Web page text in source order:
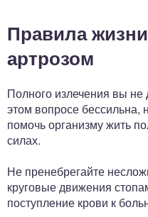
Правила
артрозом
Полного излечения вы не
этом вопросе бессильна,
помочь организму жить
силах.
Не пренебрегайте
круговые движения
поступление крови к